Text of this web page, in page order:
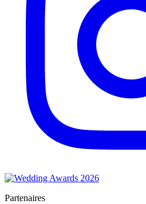
Partenaires